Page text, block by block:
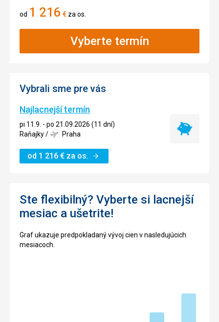
od 1 216 € za os.
Vyberte termín
Vybrali sme pre vás
Najlacnejší termín
pi 11.9. - po 21.09.2026 (11 dní)
Raňajky/ Praha
od 1 216 € za os.
Najlacnejší
Ste flexibilný? Vyberte si lacnejší
mesiac a ušetrite!
Graf ukazuje predpokladaný vývoj cien v nasledujúcich
mesiacoch.